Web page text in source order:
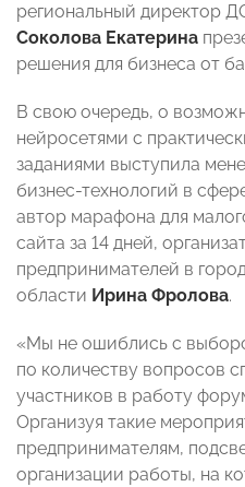
региональный директор
Соколова Екатерина
решения для бизнеса от
В свою очередь, о
нейросетями с
заданиями выступила
бизнес-технологий в
автор марафона для
сайта за 14 дней,
предпринимателей в
области Ирина Фролова.
«Мы не ошиблись с
по количеству вопросов
участников в работу
Организуя такие
предпринимателям,
организации работы, на